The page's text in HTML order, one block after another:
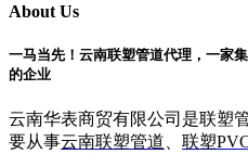
About Us
一马当先！云南联塑管道代理，一家
的企业
云南华表商贸有限公司是联塑
要从事云南联塑管道 联塑